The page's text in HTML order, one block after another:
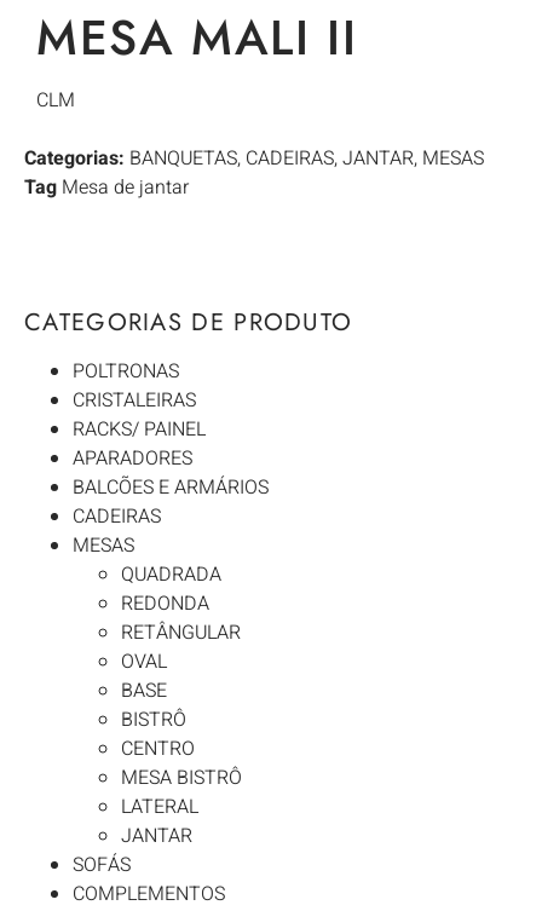
CATEGORIAS DE PRODUTO
POLTRONAS
CRISTALEIRAS
RACKS/ PAINEL
APARADORES
BALCÕES E ARMÁRIOS
CADEIRAS
MESAS
QUADRADA
REDONDA
RETÂNGULAR
OVAL
BASE
BISTRÔ
CENTRO
MESA BISTRÔ
LATERAL
JANTAR
SOFÁS
COMPLEMENTOS
MESA MALI II
CLM
Categorias: BANQUETAS, CADEIRAS,JANTAR, MESAS
Tag Mesa de jantar